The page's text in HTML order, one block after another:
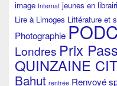
image Internat jeunes en
Lire à Limoges Littérature et
Photographie
Londres Prix
QUINZAINE
Bahut rentrée Renvoyé